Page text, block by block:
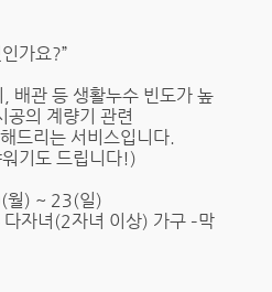
가요?”
배관 등 생활누수 빈도가 높
공의 계량기 관련
드리는 서비스입니다.
기도 드립니다!)
월) ~ 23(일)
자녀(2자녀 이상) 가구 –막